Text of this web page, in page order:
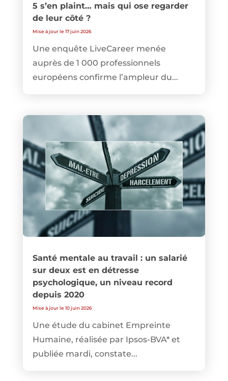
5 s’en plaint… mais qui ose regarder
de leur côté ?
Mise à jour le 17 juin 2026
Une enquête LiveCareer menée
auprès de 1 000 professionnels
européens confirme l’ampleur du...
Santé mentale au travail : un salarié
sur deux est en détresse
psychologique, un niveau record
depuis 2020
Mise à jour le 10 juin 2026
Une étude du cabinet Empreinte
Humaine, réalisée par Ipsos-BVA* et
publiée mardi, constate...